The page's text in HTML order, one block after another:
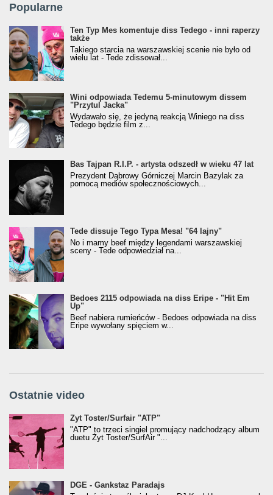
Popularne
Ten Typ Mes komentuje diss Tedego - inni raperzy
także
Takiego starcia na warszawskiej scenie nie było od
wielu lat - Tede zdissował...
Wini odpowiada Tedemu 5-minutowym dissem
"Przytul Jacka"
Wydawało się, że jedyną reakcją Winiego na diss
Tedego będzie film z...
Bas Tajpan R.I.P. - artysta odszedł w wieku 47 lat
Prezydent Dąbrowy Górniczej Marcin Bazylak za
pomocą mediów społecznościowych...
Tede dissuje Tego Typa Mesa! "64 lajny"
No i mamy beef między legendami warszawskiej
sceny - Tede odpowiedział na...
Bedoes 2115 odpowiada na diss Eripe - "Hit Em
Up"
Beef nabiera rumieńców - Bedoes odpowiada na diss
Eripe wywołany spięciem w...
Ostatnie video
Żyt Toster/SurfAir - ATP VIDEO
Żyt Toster/Surfair "ATP"
"ATP" to trzeci singiel promujący nadchodzący album
duetu Żyt Toster/SurfAir "...
donGURALesko z nagrodą za
Klasyczny/Trueschoolowy Album Roku
DGE - Gankstaz Paradajs